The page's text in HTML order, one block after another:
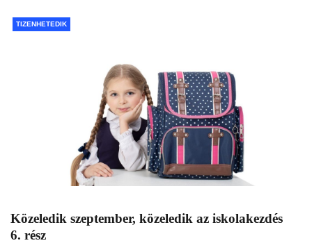
TIZENHETEDIK
Közeledik szeptember, közeledik az iskolakezdés
6. rész